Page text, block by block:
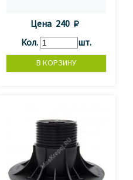
Цена 240 
Кол.
шт.